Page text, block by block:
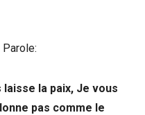
laisse la paix, Je vous
pas comme le